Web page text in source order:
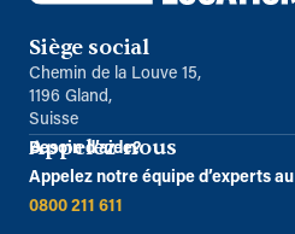
Siège social
Chemin de la Louve 15,
1196 Gland,
Suisse
Appelez-nous
Besoin d’aide?
Appelez notre équipe d’experts au
0800 211 611